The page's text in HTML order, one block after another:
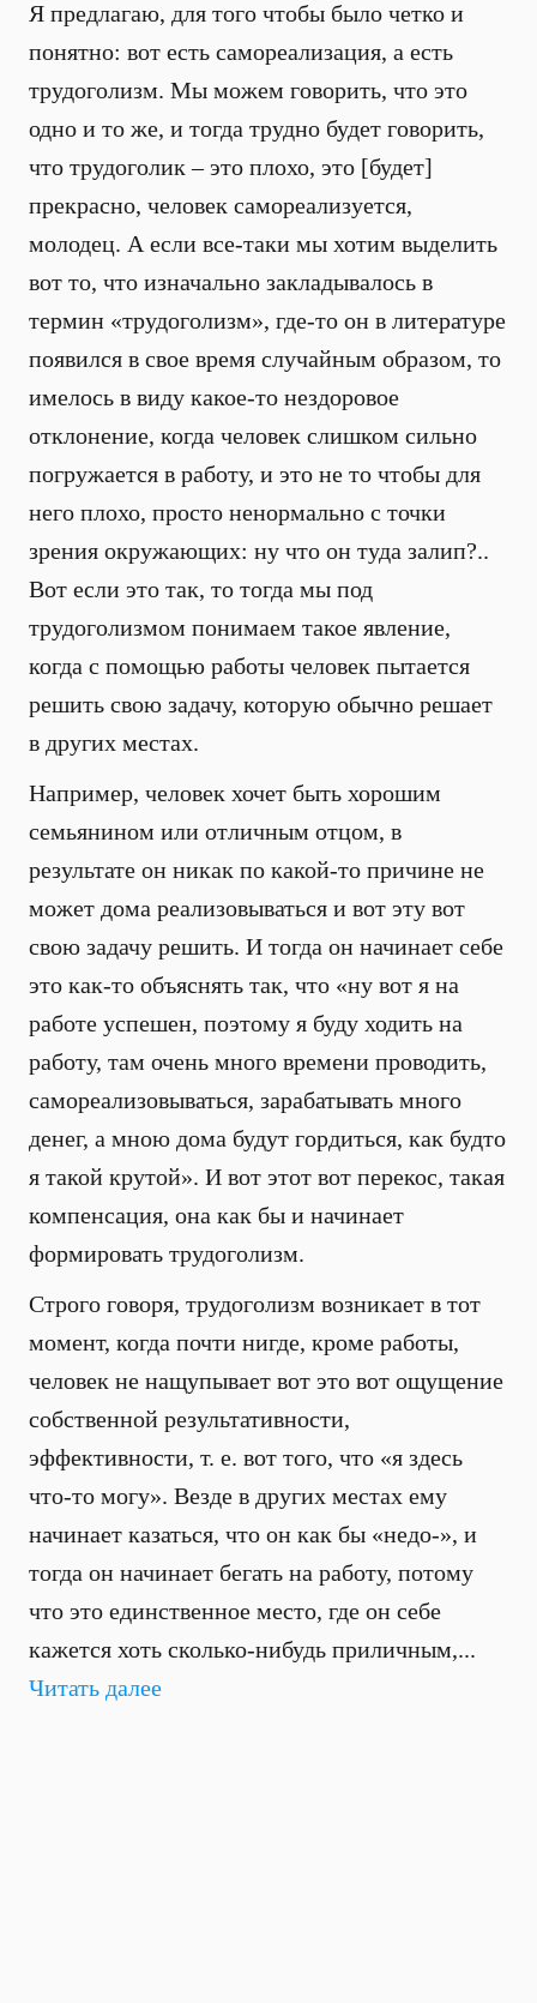
Я предлагаю, для того чтобы было четко и
понятно: вот есть самореализация, а есть
трудоголизм. Мы можем говорить, что это
одно и то же, и тогда трудно будет говорить,
что трудоголик – это плохо, это [будет]
прекрасно, человек самореализуется,
молодец. А если все-таки мы хотим выделить
вот то, что изначально закладывалось в
термин «трудоголизм», где-то он в литературе
появился в свое время случайным образом, то
имелось в виду какое-то нездоровое
отклонение, когда человек слишком сильно
погружается в работу, и это не то чтобы для
него плохо, просто ненормально с точки
зрения окружающих: ну что он туда залип?..
Вот если это так, то тогда мы под
трудоголизмом понимаем такое явление,
когда с помощью работы человек пытается
решить свою задачу, которую обычно решает
в других местах.
Например, человек хочет быть хорошим
семьянином или отличным отцом, в
результате он никак по какой-то причине не
может дома реализовываться и вот эту вот
свою задачу решить. И тогда он начинает себе
это как-то объяснять так, что «ну вот я на
работе успешен, поэтому я буду ходить на
работу, там очень много времени проводить,
самореализовываться, зарабатывать много
денег, а мною дома будут гордиться, как будто
я такой крутой». И вот этот вот перекос, такая
компенсация, она как бы и начинает
формировать трудоголизм.
Строго говоря, трудоголизм возникает в тот
момент, когда почти нигде, кроме работы,
человек не нащупывает вот это вот ощущение
собственной результативности,
эффективности, т. е. вот того, что «я здесь
что-то могу». Везде в других местах ему
начинает казаться, что он как бы «недо-», и
тогда он начинает бегать на работу, потому
что это единственное место, где он себе
кажется хоть сколько-нибудь приличным,...
Читать далее